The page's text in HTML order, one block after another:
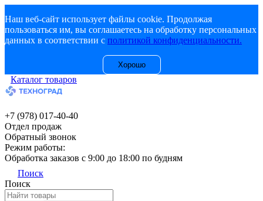
Наш веб-сайт использует файлы cookie. Продолжая
пользоваться им, вы соглашаетесь на обработку персональных
данных в соответствии с политикой конфиденциальности.
Хорошо
Каталог товаров
+7 (978) 017-40-40
Отдел продаж
Обратный звонок
Режим работы:
Обработка заказов с 9:00 до 18:00 по будням
Поиск
Поиск